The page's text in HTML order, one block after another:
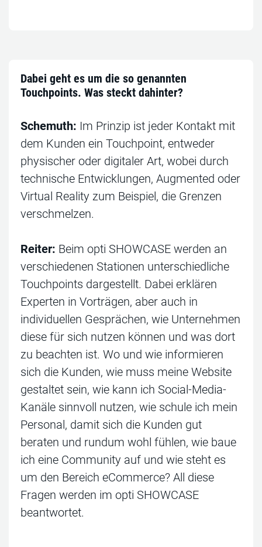
Dabei geht es um die so genannten
Touchpoints. Was steckt dahinter?
Schemuth: Im Prinzip ist jeder Kontakt mit
dem Kunden ein Touchpoint, entweder
physischer oder digitaler Art, wobei durch
technische Entwicklungen, Augmented oder
Virtual Reality zum Beispiel, die Grenzen
verschmelzen.
Reiter: Beim opti SHOWCASE werden an
verschiedenen Stationen unterschiedliche
Touchpoints dargestellt. Dabei erklären
Experten in Vorträgen, aber auch in
individuellen Gesprächen, wie Unternehmen
diese für sich nutzen können und was dort
zu beachten ist. Wo und wie informieren
sich die Kunden, wie muss meine Website
gestaltet sein, wie kann ich Social-Media-
Kanäle sinnvoll nutzen, wie schule ich mein
Personal, damit sich die Kunden gut
beraten und rundum wohl fühlen, wie baue
ich eine Community auf und wie steht es
um den Bereich eCommerce? All diese
Fragen werden im opti SHOWCASE
beantwortet.